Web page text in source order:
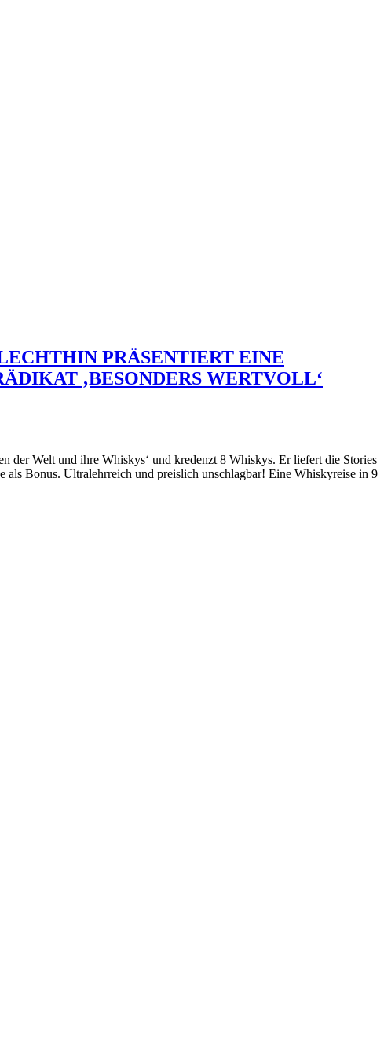
PRÄSENTIERT EINE
‚BESONDERS WERTVOLL‘
der Welt und ihre Whiskys‘ und kredenzt 8 Whiskys. Er liefert die Stories
als Bonus. Ultralehrreich und preislich unschlagbar! Eine Whiskyreise in 9